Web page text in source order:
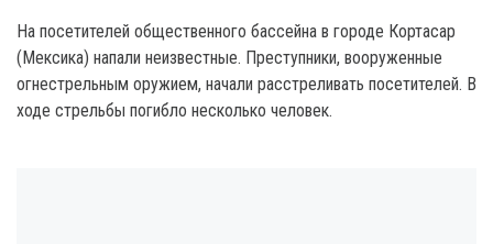
На посетителей общественного бассейна в городе Кортасар
(Мексика) напали неизвестные. Преступники, вооруженные
огнестрельным оружием, начали расстреливать посетителей. В
ходе стрельбы погибло несколько человек.